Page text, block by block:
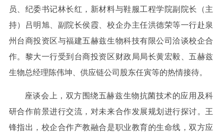
员、纪委书记林长红，新材料与鞋服工程学院副院长（主
持）吕明旭、副院长侯霞、校企办主任洪德荣等一行赴泉
州台商投资区与福建五赫兹生物科技有限公司洽谈校企合
作。黎大一行受到台商投资区财政局局长黄宏毅、五赫兹
生物总经理陈伟坤、供应链公司股东任寅等的热情接待。
座谈会上，双方围绕五赫兹生物抗菌技术的应用及科
研合作前景进行交流，对未来合作发展规划进行探讨。王
锋指出，校企合作产教融合是职业教育的生命线，双方应